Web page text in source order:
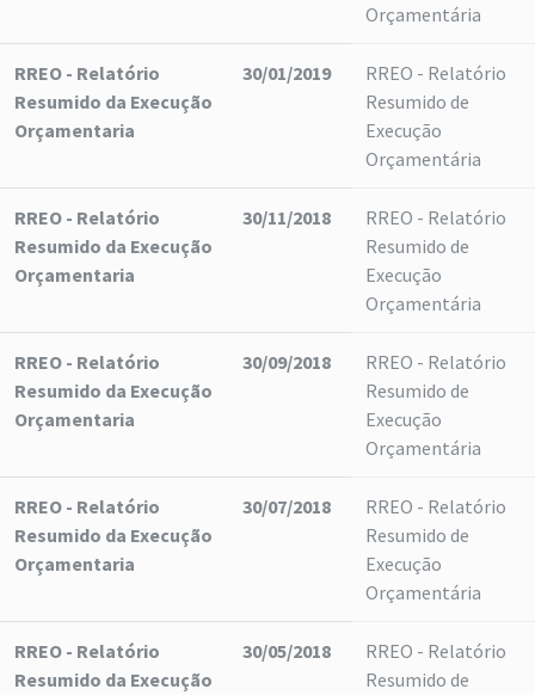
Orçamentária
RREO - Relatório
Resumido da Execução
Orçamentaria
30/01/2019
RREO - Relatório
Resumido de
Execução
Orçamentária
RREO - Relatório
Resumido da Execução
Orçamentaria
30/11/2018
RREO - Relatório
Resumido de
Execução
Orçamentária
RREO - Relatório
Resumido da Execução
Orçamentaria
30/09/2018
RREO - Relatório
Resumido de
Execução
Orçamentária
RREO - Relatório
Resumido da Execução
Orçamentaria
30/07/2018
RREO - Relatório
Resumido de
Execução
Orçamentária
RREO - Relatório
Resumido da Execução
30/05/2018
RREO - Relatório
Resumido de